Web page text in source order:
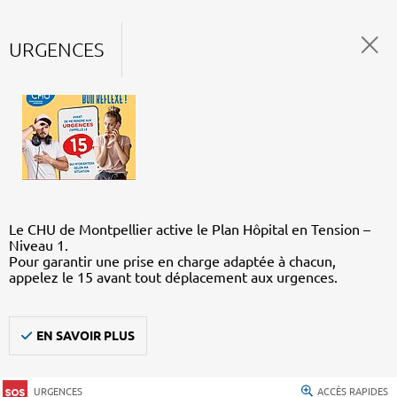
URGENCES
Le CHU de Montpellier active le Plan Hôpital en Tension –
Niveau 1.
Pour garantir une prise en charge adaptée à chacun,
appelez le 15 avant tout déplacement aux urgences.
EN SAVOIR PLUS
URGENCES ACCÈS RAPIDES